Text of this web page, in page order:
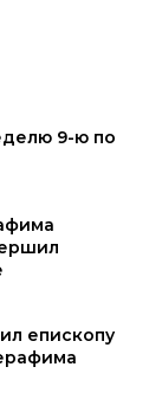
9-ю по
епископу